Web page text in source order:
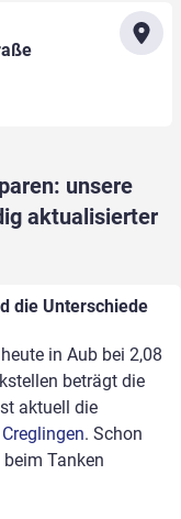
unsere
aktualisierter
die Unterschiede
in Aub bei 2,08
beträgt die
aktuell die
. Schon
Tanken